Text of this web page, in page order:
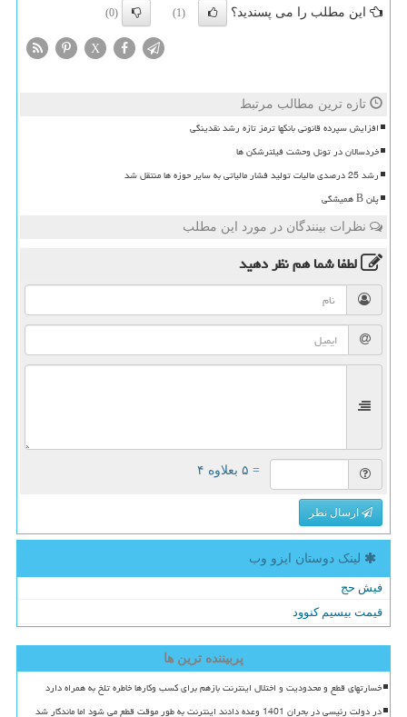
این مطلب را می پسندید؟ (1)
(0)
X
تازه ترین مطالب مرتبط
افزایش سپرده قانونی بانکها ترمز تازه رشد نقدینگی
خردسالان در تونل وحشت فیلترشکن ها
رشد 25 درصدی مالیات تولید فشار مالیاتی به سایر حوزه ها منتقل شد
پلن B همیشگی
نظرات بینندگان در مورد این مطلب
لطفا شما همنظر دهید
= ۵ بعلاوه ۴
ارسال نظر
لینک دوستان ایزو وب
فیش حج
قیمت بیسیم کنوود
پربیننده ترین ها
خسارتهای قطع و محدودیت و اختلال اینترنت بازهم برای کسب وکارها خاطره تلخ به همراه دارد
در دولت رئیسی در بحران 1401 وعده دادند اینترنت به طور موقت قطع می شود اما ماندگار شد